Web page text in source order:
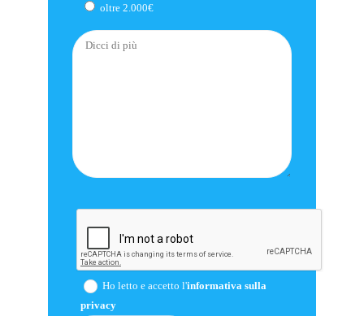
oltre 2.000€
Ho letto e accetto l'informativa sulla
privacy